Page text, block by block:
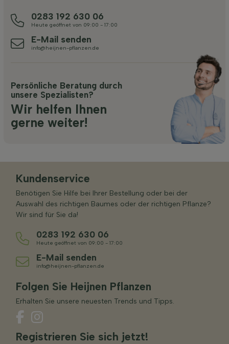
0283 192 630 06
Heute geöffnet von 09:00 - 17:00
E-Mail senden
info@heijnen-pflanzen.de
Persönliche Beratung durch
unsere Spezialisten?
Wir helfen Ihnen
gerne weiter!
Kundenservice
Benötigen Sie Hilfe bei Ihrer Bestellung oder bei der
Auswahl des richtigen Baumes oder der richtigen Pflanze?
Wir sind für Sie da!
0283 192 630 06
Heute geöffnet von 09:00 - 17:00
E-Mail senden
info@heijnen-pflanzen.de
Folgen Sie Heijnen Pflanzen
Erhalten Sie unsere neuesten Trends und Tipps.
Registrieren Sie sich jetzt!